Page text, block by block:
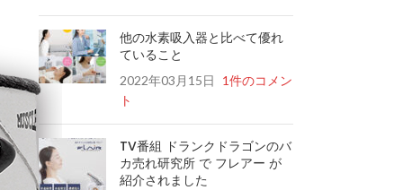
他の水素吸入器と比べて優れ
ていること
2022年03月15日
1件のコメン
ト
TV番組 ドランクドラゴンのバ
カ売れ研究所 で フレアー が
紹介されました